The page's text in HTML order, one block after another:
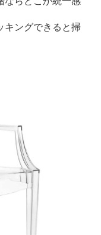
キングできると掃